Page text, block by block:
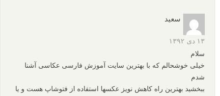
سعید
۱۳ دی ۱۳۹۲
سلام
خیلى خوشحالم که با بهترین سایت آموزش فارسی عکاسی آشنا
شدم
ببخشید بهترین راه کاهش نویز عکسها استفاده از فتوشاپ هست و یا